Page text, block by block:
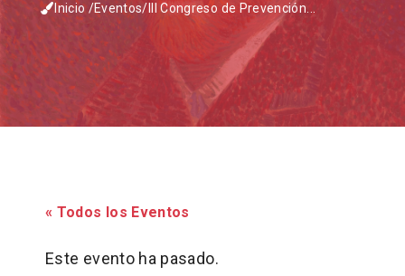
Inicio /Eventos/ III Congreso de Prevención...
« Todos los Eventos
Este evento ha pasado.